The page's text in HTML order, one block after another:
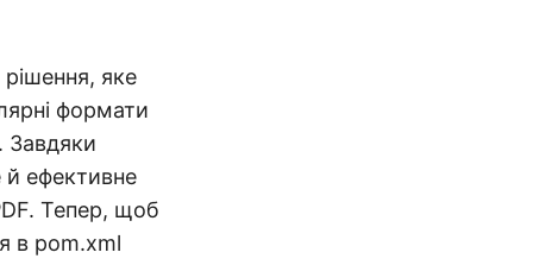
яке
формати
. Завдяки
й ефективне
Тепер, щоб
в pom.xml